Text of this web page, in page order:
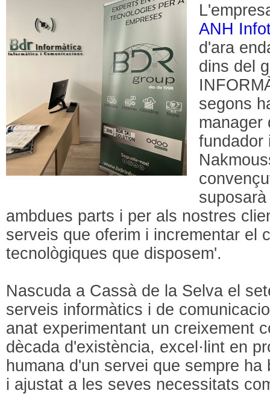
ANH
d'ara
dins del
segons
manager
fundador
ambdues parts i per als nostres
serveis que oferim i incrementar el
tecnològiques que disposem'.
Nascuda a Cassà de la Selva el
serveis informàtics i de
anat experimentant un creixement
dècada d'existència, excel·lint en
humana d'un servei que sempre
i ajustat a les seves necessitats